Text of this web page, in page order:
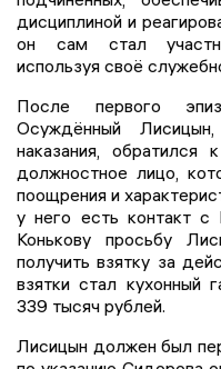
дисциплиной и
он сам стал
используя своё
После первого
Осуждённый
наказания,
должностное лицо,
поощрения и
у него есть контакт
Конькову просьбу
получить взятку за
взятки стал кухонный
339 тысяч рублей.
Лисицын должен был